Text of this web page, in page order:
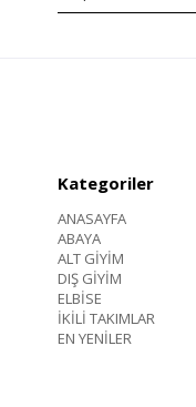
Kategoriler
ANASAYFA
ABAYA
ALT GİYİM
DIŞ GİYİM
ELBİSE
İKİLİ TAKIMLAR
EN YENİLER